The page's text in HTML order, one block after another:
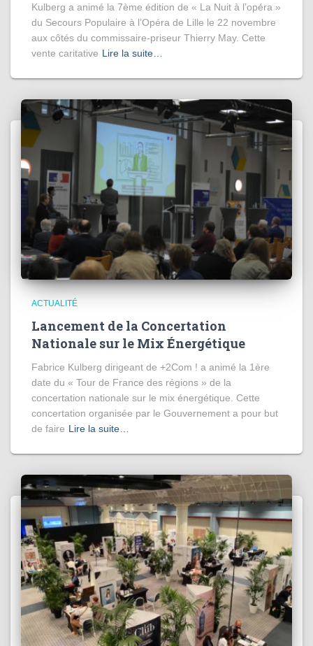
Kulberg a animé la 7ème édition de « La Nuit à l’opéra »
du Secours Populaire à l’Opéra de Lille le 22 novembre
aux côtés du commissaire-priseur Thierry May. Cette
vente caritative Lire la suite…
ACTUALITÉ
Lancement de la Concertation
Nationale sur le Mix Énergétique
Fabrice Kulberg dirigeant de +2Com ! a animé la 1ère
date du « Tour de France des régions » de la
concertation nationale sur le mix énergétique. Cette
concertation organisée par le Gouvernement a pour but
de faire Lire la suite…